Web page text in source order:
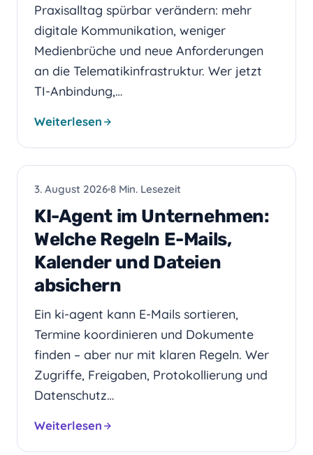
Praxisalltag spürbar verändern: mehr
digitale Kommunikation, weniger
Medienbrüche und neue Anforderungen
an die Telematikinfrastruktur. Wer jetzt
TI-Anbindung,…
Weiterlesen
KI
3. August 2026 8 Min. Lesezeit
KI-Agent im Unternehmen:
Welche Regeln E-Mails,
Kalender und Dateien
absichern
Ein ki-agent kann E-Mails sortieren,
Termine koordinieren und Dokumente
finden – aber nur mit klaren Regeln. Wer
Zugriffe, Freigaben, Protokollierung und
Datenschutz…
Weiterlesen